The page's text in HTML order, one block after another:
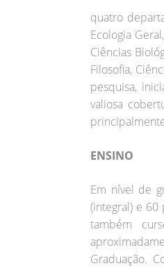
quatro
Ecologia
Ciências
Filosofia,
pesquisa,
valiosa
ENSINO
Em nível de
(integral) e 60
também
Graduação.